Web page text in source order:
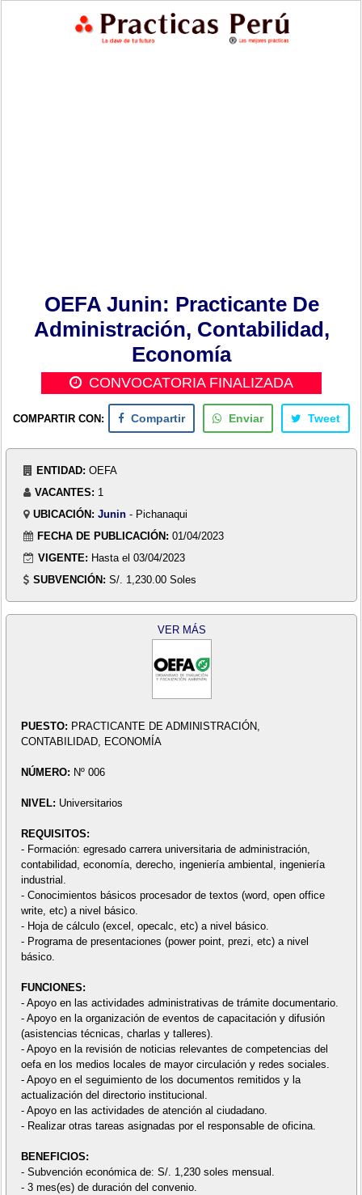
OEFA Junin: Practicante De
Administración, Contabilidad,
Economía
CONVOCATORIA FINALIZADA
COMPARTIR CON: Compartir Enviar Tweet
ENTIDAD: OEFA
VACANTES: 1
UBICACIÓN: Junin - Pichanaqui
FECHA DE PUBLICACIÓN: 01/04/2023
VIGENTE: Hasta el 03/04/2023
SUBVENCIÓN: S/. 1,230.00 Soles
VER MÁS
PUESTO: PRACTICANTE DE ADMINISTRACIÓN,
CONTABILIDAD, ECONOMÍA
NÚMERO: Nº 006
NIVEL: Universitarios
REQUISITOS:
- Formación: egresado carrera universitaria de administración,
contabilidad, economía, derecho, ingeniería ambiental, ingeniería
industrial.
- Conocimientos básicos procesador de textos (word, open office
write, etc) a nivel básico.
- Hoja de cálculo (excel, opecalc, etc) a nivel básico.
- Programa de presentaciones (power point, prezi, etc) a nivel
básico.
FUNCIONES:
- Apoyo en las actividades administrativas de trámite documentario.
- Apoyo en la organización de eventos de capacitación y difusión
(asistencias técnicas, charlas y talleres).
- Apoyo en la revisión de noticias relevantes de competencias del
oefa en los medios locales de mayor circulación y redes sociales.
- Apoyo en el seguimiento de los documentos remitidos y la
actualización del directorio institucional.
- Apoyo en las actividades de atención al ciudadano.
- Realizar otras tareas asignadas por el responsable de oficina.
BENEFICIOS:
- Subvención económica de: S/. 1,230 soles mensual.
- 3 mes(es) de duración del convenio.